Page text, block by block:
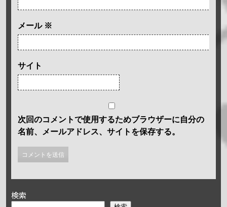
メール ※
サイト
次回のコメントで使用するためブラウザーに自分の
名前、メールアドレス、サイトを保存する。
検索